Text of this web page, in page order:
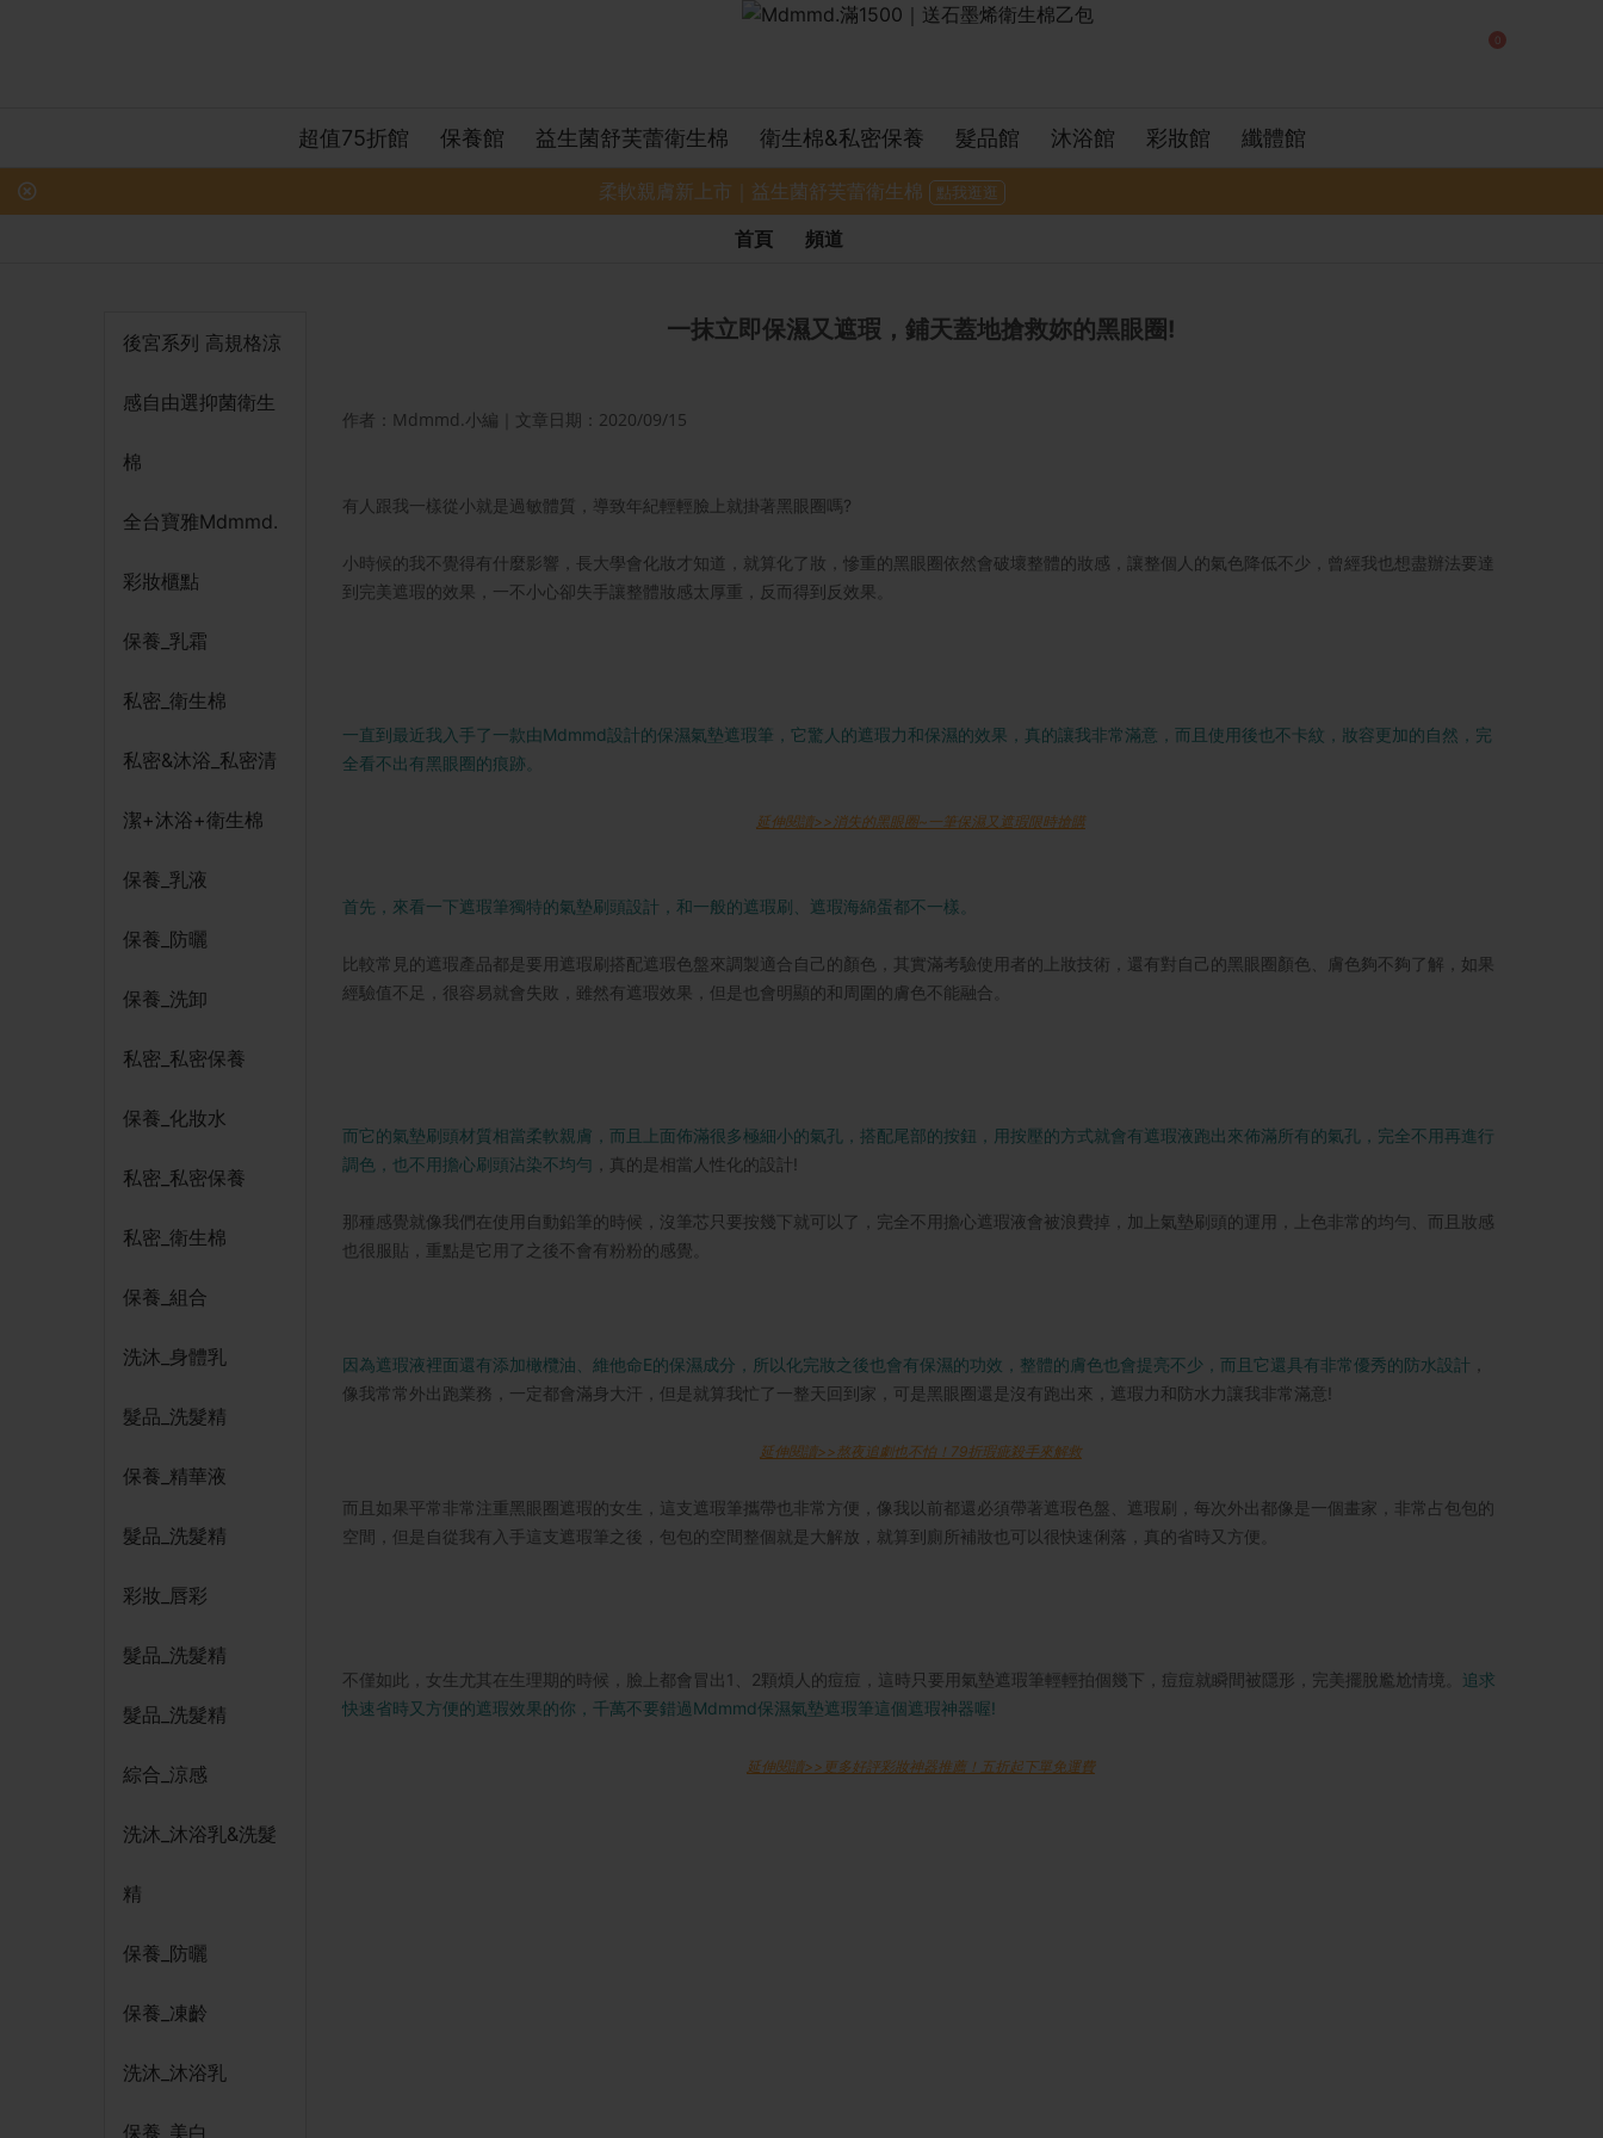
0
超值75折館 保養館 益生菌舒芙蕾衛生棉 衛生棉&私密保養 髮品館 沐浴館 彩妝館 纖體館
柔軟親膚新上市｜益生菌舒芙蕾衛生棉 點我逛逛
首頁 頻道
後宮系列 高規格涼
感自由選抑菌衛生
棉
全台寶雅Mdmmd.
彩妝櫃點
保養_乳霜
私密_衛生棉
私密&沐浴_私密清
潔+沐浴+衛生棉
保養_乳液
保養_防曬
保養_洗卸
私密_私密保養
保養_化妝水
私密_私密保養
私密_衛生棉
保養_組合
洗沐_身體乳
髮品_洗髮精
保養_精華液
髮品_洗髮精
彩妝_唇彩
髮品_洗髮精
髮品_洗髮精
綜合_涼感
洗沐_沐浴乳&洗髮
精
保養_防曬
保養_凍齡
洗沐_沐浴乳
保養_美白
一抹立即保濕又遮瑕，鋪天蓋地搶救妳的黑眼圈!
作者：Mdmmd.小編｜文章日期：2020/09/15
有人跟我一樣從小就是過敏體質，導致年紀輕輕臉上就掛著黑眼圈嗎?
小時候的我不覺得有什麼影響，長大學會化妝才知道，就算化了妝，慘重的黑眼圈依然會破壞整體的妝感，讓整個人的氣色降低不少，曾經我也想盡辦法要達
到完美遮瑕的效果，一不小心卻失手讓整體妝感太厚重，反而得到反效果。
一直到最近我入手了一款由Mdmmd設計的保濕氣墊遮瑕筆，它驚人的遮瑕力和保濕的效果，真的讓我非常滿意，而且使用後也不卡紋，妝容更加的自然，完
全看不出有黑眼圈的痕跡。
延伸閱讀>>消失的黑眼圈~一筆保濕又遮瑕限時搶購
首先，來看一下遮瑕筆獨特的氣墊刷頭設計，和一般的遮瑕刷、遮瑕海綿蛋都不一樣。
比較常見的遮瑕產品都是要用遮瑕刷搭配遮瑕色盤來調製適合自己的顏色，其實滿考驗使用者的上妝技術，還有對自己的黑眼圈顏色、膚色夠不夠了解，如果
經驗值不足，很容易就會失敗，雖然有遮瑕效果，但是也會明顯的和周圍的膚色不能融合。
而它的氣墊刷頭材質相當柔軟親膚，而且上面佈滿很多極細小的氣孔，搭配尾部的按鈕，用按壓的方式就會有遮瑕液跑出來佈滿所有的氣孔，完全不用再進行
調色，也不用擔心刷頭沾染不均勻 ，真的是相當人性化的設計!
那種感覺就像我們在使用自動鉛筆的時候，沒筆芯只要按幾下就可以了，完全不用擔心遮瑕液會被浪費掉，加上氣墊刷頭的運用，上色非常的均勻、而且妝感
也很服貼，重點是它用了之後不會有粉粉的感覺。
因為遮瑕液裡面還有添加橄欖油、維他命E的保濕成分，所以化完妝之後也會有保濕的功效，整體的膚色也會提亮不少，而且它還具有非常優秀的防水設計
像我常常外出跑業務，一定都會滿身大汗，但是就算我忙了一整天回到家，可是黑眼圈還是沒有跑出來，遮瑕力和防水力讓我非常滿意!
延伸閱讀>>熬夜追劇也不怕！79折瑕疵殺手來解救
而且如果平常非常注重黑眼圈遮瑕的女生，這支遮瑕筆攜帶也非常方便，像我以前都還必須帶著遮瑕色盤、遮瑕刷，每次外出都像是一個畫家，非常占包包的
空間，但是自從我有入手這支遮瑕筆之後，包包的空間整個就是大解放，就算到廁所補妝也可以很快速俐落，真的省時又方便。
不僅如此，女生尤其在生理期的時候，臉上都會冒出1、2顆煩人的痘痘，這時只要用氣墊遮瑕筆輕輕拍個幾下，痘痘就瞬間被隱形，完美擺脫尷尬情境。 追求
快速省時又方便的遮瑕效果的你，千萬不要錯過Mdmmd保濕氣墊遮瑕筆這個遮瑕神器喔!
延伸閱讀>>更多好評彩妝神器推薦！五折起下單免運費